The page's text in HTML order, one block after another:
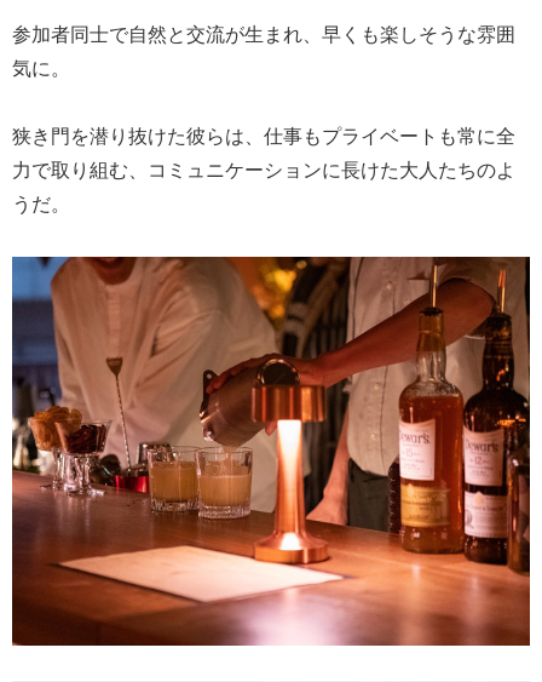
参加者同士で自然と交流が生まれ、早くも楽しそうな雰囲
気に。
狭き門を潜り抜けた彼らは、仕事もプライベートも常に全
力で取り組む、コミュニケーションに長けた大人たちのよ
うだ。